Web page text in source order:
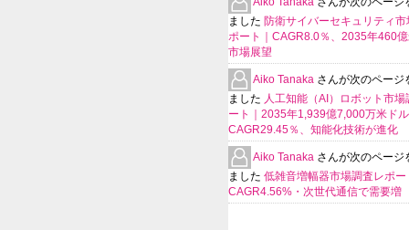
ました 防衛サイバーセキュリティ
ポート｜CAGR8.0％、2035年460
市場展望
Aiko Tanaka さんが次のページ
ました 人工知能（AI）ロボット市場
ート｜2035年1,939億7,000万米ド
CAGR29.45％、知能化技術が進化
Aiko Tanaka さんが次のページ
ました 低雑音増幅器市場調査レポー
CAGR4.56%・次世代通信で需要増